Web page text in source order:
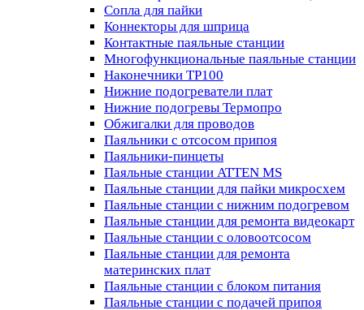
Сопла для пайки
Коннекторы для шприца
Контактные паяльные станции
Многофункциональные паяльные станции
Наконечники TP100
Нижние подогреватели плат
Нижние подогревы Термопро
Обжигалки для проводов
Паяльники с отсосом припоя
Паяльники-пинцеты
Паяльные станции ATTEN MS
Паяльные станции для пайки микросхем
Паяльные станции с нижним подогревом
Паяльные станции для ремонта видеокарт
Паяльные станции с оловоотсосом
Паяльные станции для ремонта
материнских плат
Паяльные станции с блоком питания
Паяльные станции с подачей припоя